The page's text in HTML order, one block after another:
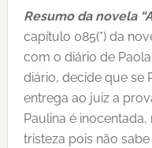
Resumo da novela
capítulo 085(*) da
com o diário de
diário, decide que se
entrega ao juiz a
Paulina é
tristeza pois não